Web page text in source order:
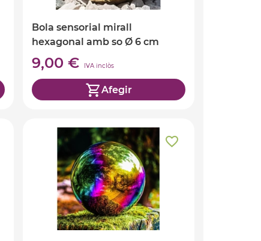
Bola sensorial mirall
hexagonal amb so Ø 6 cm
9,00 € IVA inclòs
Afegir